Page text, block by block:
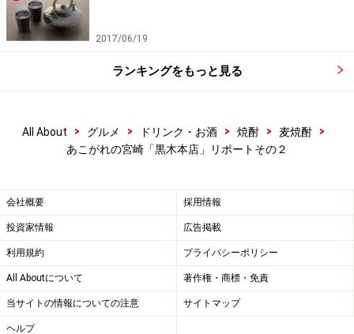
2017/06/19
ランキングをもっと見る
All About > グルメ > ドリンク・お酒 > 焼酎 > 麦焼酎
>
あこがれの宮崎「黒木本店」リポートその２
会社概要 採用情報
投資家情報 広告掲載
利用規約 プライバシーポリシー
All Aboutについて 著作権・商標・免責
当サイトの情報についての注意 サイトマップ
ヘルプ